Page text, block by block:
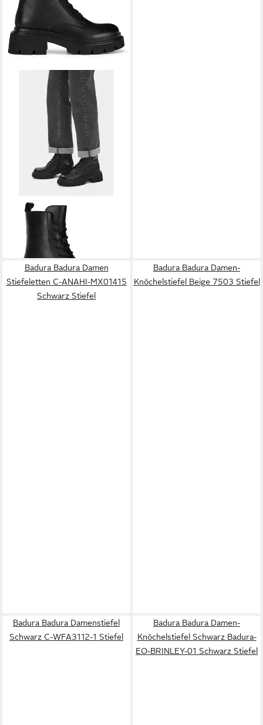
BADURA
Badura Damen Stiefel C-
WFA3113-1Z Schwarz Stiefel
76,99 €
Badura Badura Damen
Stiefeletten C-ANAHI-MX01415
Schwarz Stiefel
Badura Badura Damen-
Knöchelstiefel Beige 7503 Stiefel
Badura Badura Damenstiefel
Schwarz C-WFA3112-1 Stiefel
Badura Badura Damen-
Knöchelstiefel Schwarz Badura-
EO-BRINLEY-01 Schwarz Stiefel